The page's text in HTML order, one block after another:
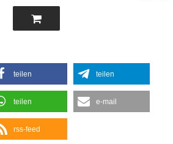
teilen teilen
teilen e-mail
rss-feed